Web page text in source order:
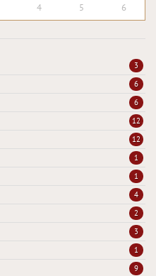
4 5 6
3
6
6
12
12
1
1
4
2
3
1
9